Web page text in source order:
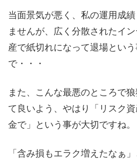
当面景気が悪く、私の運用成
ませんが、広く分散されたイ
産で紙切れになって退場とい
で・・・
また、こんな最悪のところで
て良いよう、やはり「リスク
金で」という事が大切ですね。
「含み損もエラク増えたなぁ